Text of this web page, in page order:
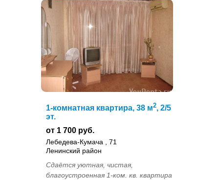
1-комнатная квартира, 38 м2, 2/5
эт.
от 1 700 руб.
Лебедева-Кумача , 71
Ленинский район
Сдаётся уютная, чистая,
благоустроенная 1-ком. кв. квартира